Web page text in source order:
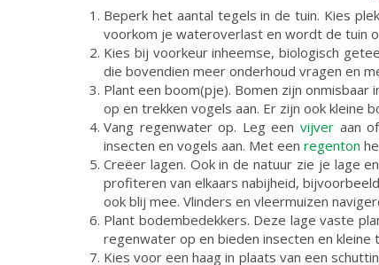
Beperk het aantal tegels in de tuin. Kies
voorkom je wateroverlast en wordt de tuin
Kies bij voorkeur inheemse, biologisch
die bovendien meer onderhoud vragen en
Plant een boom(pje). Bomen zijn
op en trekken vogels aan. Er zijn ook kleine
Vang regenwater op. Leg eenvijver aan
insecten en vogels aan. Met een regenton
Creëer lagen. Ook in de natuur zie je lage
profiteren van elkaars nabijheid,
ook blij mee. Vlinders en vleermuizen
Plant bodembedekkers. Deze lage vaste
regenwater op en bieden insecten en kleine
Kies voor een haag in plaats van een